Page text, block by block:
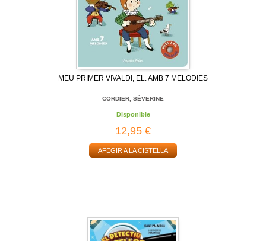
MEU PRIMER VIVALDI, EL. AMB 7 MELODIES
CORDIER, SÉVERINE
Disponible
12,95 €
AFEGIR A LA CISTELLA